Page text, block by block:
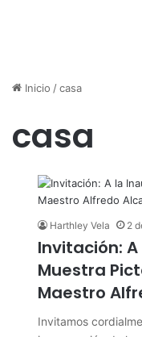
Inicio /casa
casa
Harthley Vela 2
Invitación:
Muestra
Maestro
Invitamos